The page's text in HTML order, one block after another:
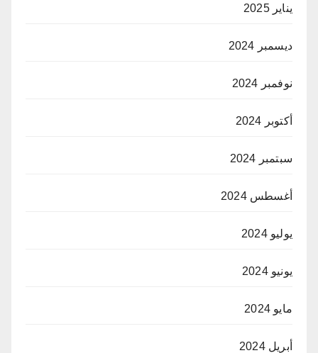
يناير 2025
ديسمبر 2024
نوفمبر 2024
أكتوبر 2024
سبتمبر 2024
أغسطس 2024
يوليو 2024
يونيو 2024
مايو 2024
أبريل 2024